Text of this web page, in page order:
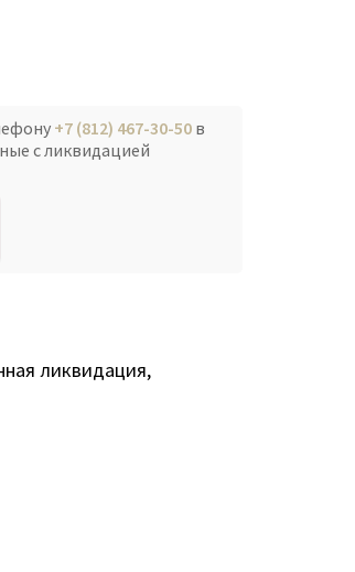
+7 (812) 467-30-50 в
с ликвидацией
ликвидация,